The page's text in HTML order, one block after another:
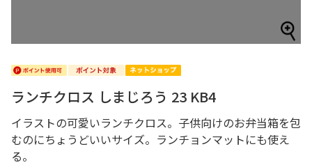
ランチクロス しまじろう 23 KB4
イラストの可愛いランチクロス。子供向けのお弁当箱を包
むのにちょうどいいサイズ。ランチョンマットにも使え
る。